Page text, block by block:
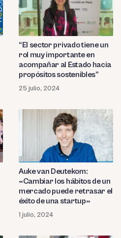
“El sector privado tiene un
rol muy importante en
acompañar al Estado hacia
propósitos sostenibles”
25 julio, 2024
Auke van Deutekom:
«Cambiar los hábitos de un
mercado puede retrasar el
éxito de una startup»
1 julio, 2024